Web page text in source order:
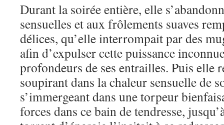
Durant la soirée entière, elle
sensuelles et aux frôlements suaves
délices, qu’elle interrompait par des
afin d’expulser cette puissance
profondeurs de ses entrailles. Puis elle
soupirant dans la chaleur sensuelle de
s’immergeant dans une torpeur
forces dans ce bain de tendresse,